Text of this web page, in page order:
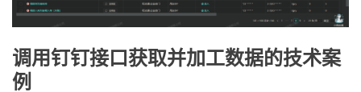
调用钉钉接口获取并加工数据的技术案
例